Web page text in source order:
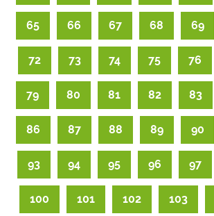
65 66 67 68 69
72 73 74 75 76
79 80 81 82 83
86 87 88 89 90
93 94 95 96 97
100 101 102 103